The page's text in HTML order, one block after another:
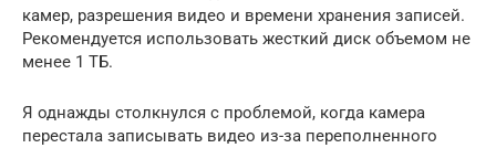
камер, разрешения видео и времени хранения записей.
Рекомендуется использовать жесткий диск объемом не
менее 1 ТБ.
Я однажды столкнулся с проблемой, когда камера
перестала записывать видео из-за переполненного